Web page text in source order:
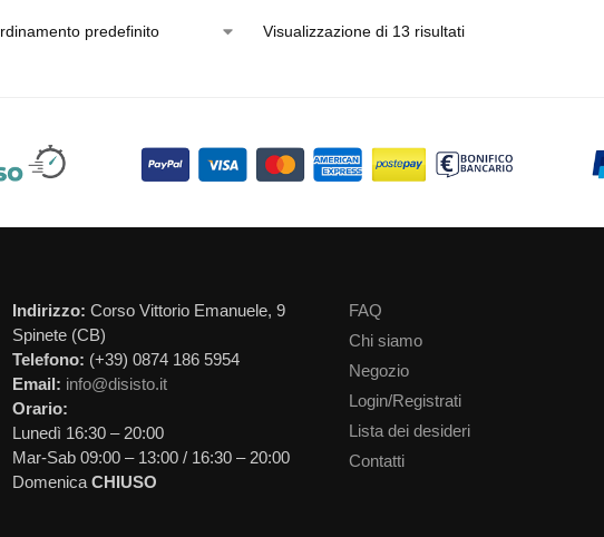
Visualizzazione di 13 risultati
Indirizzo: Corso Vittorio Emanuele, 9
Spinete (CB)
Telefono: (+39) 0874 186 5954
Email: info@disisto.it
Orario:
Lunedì 16:30 – 20:00
Mar-Sab 09:00 – 13:00 / 16:30 – 20:00
Domenica CHIUSO
FAQ
Chi siamo
Negozio
Login/Registrati
Lista dei desideri
Contatti